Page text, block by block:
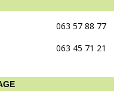
063 57 88 77
063 45 71 21